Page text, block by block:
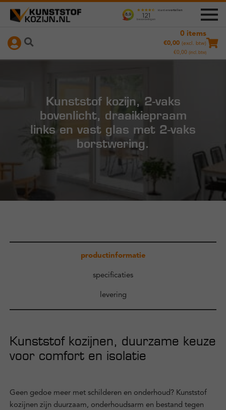
door
naar
naar
de
0 items
€0,00 (excl. btw)
€0,00 (incl. btw)
Producten +
Instructievideo’s
Hoe werkt het?
Zakelijk
Kunststof kozijn, 2-vaks
bovenlicht, draaikiepraam
links en vast glas met 2-vaks
borstwering.
productinformatie
specificaties
levering
Kunststof kozijnen, duurzame keuze
voor comfort en isolatie
Geen gedoe meer met schilderen en onderhoud? Kunststof
kozijnen zijn duurzaam, onderhoudsarm en bestand tegen